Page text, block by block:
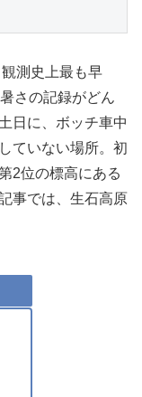
測史上最も早
さの記録がどん
日に、ボッチ車中
ていない場所。初
2位の標高にある
事では、生石高原